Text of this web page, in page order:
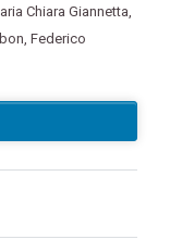
Chiara Giannetta,
, Federico